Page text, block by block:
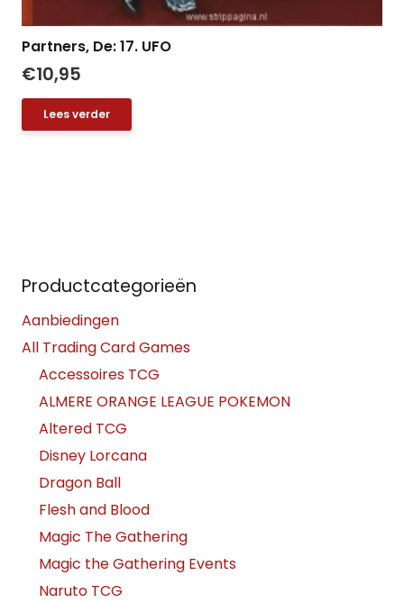
Partners, De: 17. UFO
€10,95
Lees verder
Productcategorieën
Aanbiedingen
All Trading Card Games
Accessoires TCG
ALMERE ORANGE LEAGUE POKEMON
Altered TCG
Disney Lorcana
Dragon Ball
Flesh and Blood
Magic The Gathering
Magic the Gathering Events
Naruto TCG